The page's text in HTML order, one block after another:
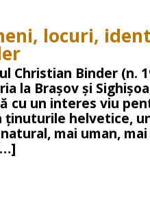
locuri,
Christian Binder (n.
la Braşov şi
cu un interes viu
ţinuturile helvetice,
mai uman,